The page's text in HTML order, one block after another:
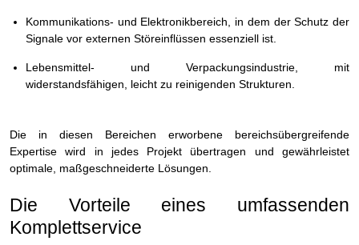
Kommunikations- und Elektronikbereich, in dem der Schutz der
Signale vor externen Störeinflüssen essenziell ist.
Lebensmittel- und Verpackungsindustrie, mit
widerstandsfähigen, leicht zu reinigenden Strukturen.
Die in diesen Bereichen erworbene bereichsübergreifende
Expertise wird in jedes Projekt übertragen und gewährleistet
optimale, maßgeschneiderte Lösungen.
Die Vorteile eines umfassenden
Komplettservice